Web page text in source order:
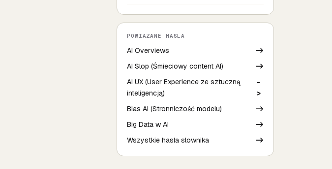
POWIAZANE HASLA
AI Overviews
->
AI Slop (Śmieciowy content AI)
->
AI UX (User Experience ze sztuczną
inteligencją)
-
>
Bias AI (Stronniczość modelu)
->
Big Data w AI
->
Wszystkie hasla slownika
->